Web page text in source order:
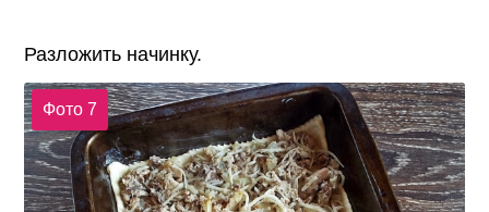
Разложить начинку.
Фото 7